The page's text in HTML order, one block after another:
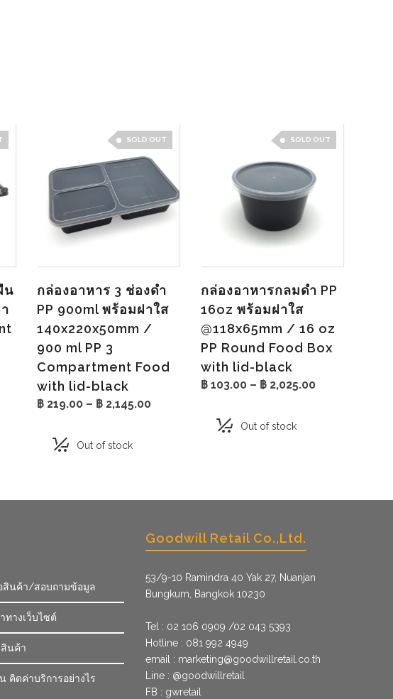
น
SOLD OUT
กล่องอาหาร 3 ช่องดำ
PP 900ml พร้อมฝาใส
140x220x50mm /
900 ml PP 3
Compartment Food
with lid-black
฿219.00 – ฿2,145.00Price
Out of stock
SOLD OUT
กล่องอาหารกลมดำ PP
16oz พร้อมฝาใส
@118x65mm / 16 oz
PP Round Food Box
with lid-black
฿103.00 – ฿2,025.00Price
Out of stock
สินค้า/สอบถามข้อมูล
ทางเว็บไซต์
สินค้า
คิดค่าบริการอย่างไร
Goodwill Retail Co.,Ltd.
53/9­-10 Ramindra 40 Yak 27, Nuanjan
Bungkum, Bangkok 10230
Tel : 02 106 0909 /02 043 5393
Hotline : 081 992 4949
email : marketing@goodwillretail.co.th
Line : @goodwillretail
FB : gwretail